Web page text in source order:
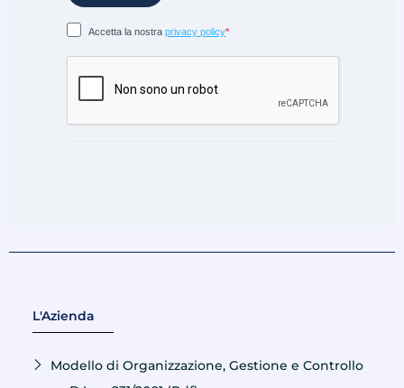
L'Azienda
Modello di Organizzazione, Gestione e Controllo